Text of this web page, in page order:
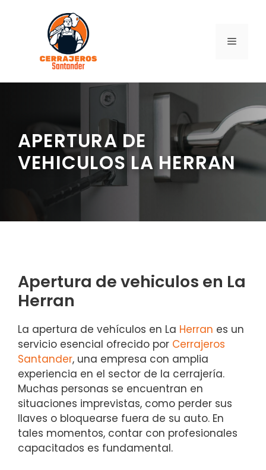
contenido
MENÚ
APERTURA DE
VEHICULOS LA HERRAN
Apertura de vehiculos en La
Herran
La apertura de vehículos en La Herran es un
servicio esencial ofrecido por Cerrajeros
Santander, una empresa con amplia
experiencia en el sector de la cerrajería.
Muchas personas se encuentran en
situaciones imprevistas, como perder sus
llaves o bloquearse fuera de su auto. En
tales momentos, contar con profesionales
capacitados es fundamental.